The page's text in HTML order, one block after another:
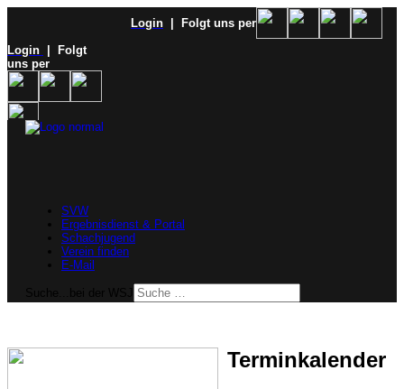
Login
| Folgt uns per
Login
| Folgt
uns per
SVW
Ergebnisdienst & Portal
Schachjugend
Verein finden
E-Mail
Terminkalender